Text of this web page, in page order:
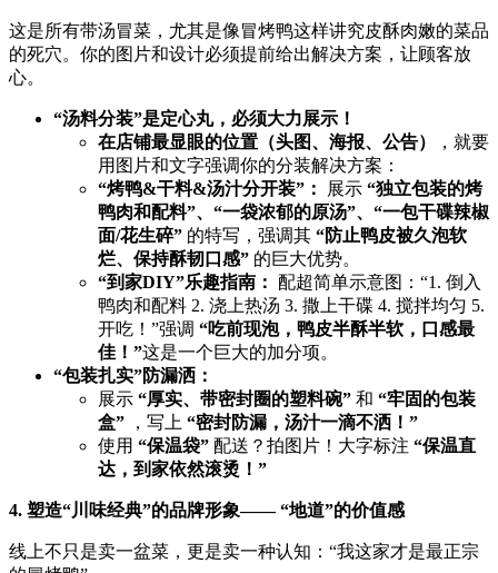
这是所有带汤冒菜，尤其是像冒烤鸭这样讲究皮酥肉嫩的菜品
的死穴。你的图片和设计必须提前给出解决方案，让顾客放
心。
​“汤料分装”是定心丸，必须大力展示！​
在店铺最显眼的位置（头图、海报、公告）​
，就要
用图片和文字强调你的分装解决方案：
​“烤鸭&干料&汤汁分开装”：​
​ 展示 ​ ​“独立包装的烤
鸭肉和配料”、“一袋浓郁的原汤”、“一包干碟辣椒
面/花生碎”​ ​ 的特写，强调其 ​ ​“防止鸭皮被久泡软
烂、保持酥韧口感”​ ​ 的巨大优势。
​“到家DIY”乐趣指南：​ ​ 配超简单示意图：“1. 倒入
鸭肉和配料 2. 浇上热汤 3. 撒上干碟 4. 搅拌均匀 5.
开吃！”强调 ​ ​“吃前现泡，鸭皮半酥半软，口感最
佳！”​这是一个巨大的加分项。
​“包装扎实”防漏洒：​
展示 ​ ​“厚实、带密封圈的塑料碗”​ ​ 和 ​ ​“牢固的包装
盒”​ ​ ，写上 ​ ​“密封防漏，汤汁一滴不洒！”​
使用 ​ ​“保温袋”​ ​ 配送？拍图片！大字标注 ​ ​“保温直
达，到家依然滚烫！”​
4. 塑造“川味经典”的品牌形象—— “地道”的价值感
线上不只是卖一盆菜，更是卖一种认知：“我这家才是最正宗